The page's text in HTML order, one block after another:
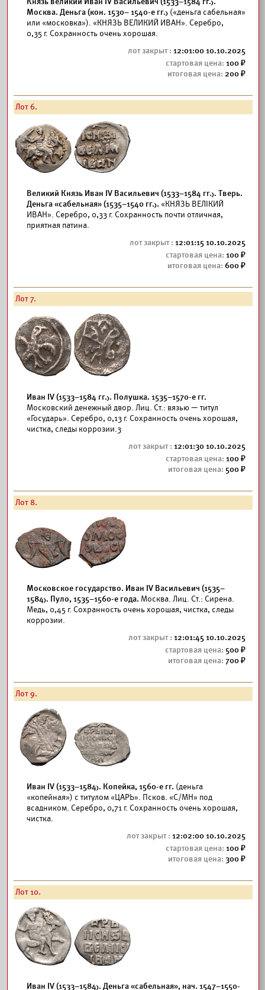
Москва. Деньга (кон. 1530– 1540-е гг.) («деньга сабельная»
или «московка»). «КНЯЗЬ ВЕЛИКИЙ ИВАН». Серебро,
0,35 г. Сохранность очень хорошая.
12:01:00 10.10.2025
100
200
Лот 6.
Великий Князь Иван IV Васильевич (1533–1584 гг.). Тверь.
Деньга «сабельная» (1535–1540 гг.). «КНЯЗЬ ВЕЛIКИЙ
ИВАН». Серебро, 0,33 г. Сохранность почти отличная,
приятная патина.
12:01:15 10.10.2025
100
600
Лот 7.
Иван IV (1533–1584 гг.). Полушка. 1535–1570-е гг.
Московский денежный двор. Лиц. Ст.: вязью — титул
«Государь». Серебро, 0,13 г. Сохранность очень хорошая,
чистка, следы коррозии.3
12:01:30 10.10.2025
100
500
Лот 8.
Московское государство. Иван IV Васильевич (1535–
1584). Пуло, 1535–1560-е года. Москва. Лиц. Ст.: Сирена.
Медь, 0,45 г. Сохранность очень хорошая, чистка, следы
коррозии.
12:01:45 10.10.2025
500
700
Лот 9.
Иван IV (1533–1584). Копейка, 1560-е гг. (деньга
«копейная») с титулом «ЦАРЬ». Псков. «С/МН» под
всадником. Серебро, 0,71 г. Сохранность очень хорошая,
чистка.
12:02:00 10.10.2025
100
300
Лот 10.
Иван IV (1533–1584). Деньга «сабельная», нач. 1547–1550-